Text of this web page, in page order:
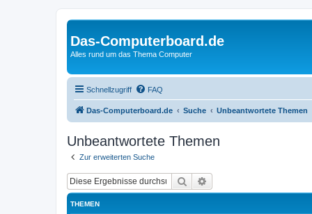
Das-Computerboard.de
Alles rund um das Thema Computer
Schnellzugriff FAQ
Das-Computerboard.de Suche Unbeantwortete Themen
Unbeantwortete Themen
Zur erweiterten Suche
Suche
THEMEN